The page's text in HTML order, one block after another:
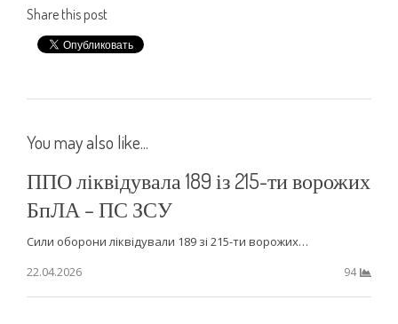
Share this post
You may also like...
ППО ліквідувала 189 із 215-ти ворожих
БпЛА – ПС ЗСУ
Сили оборони ліквідували 189 зі 215-ти ворожих…
22.04.2026
94